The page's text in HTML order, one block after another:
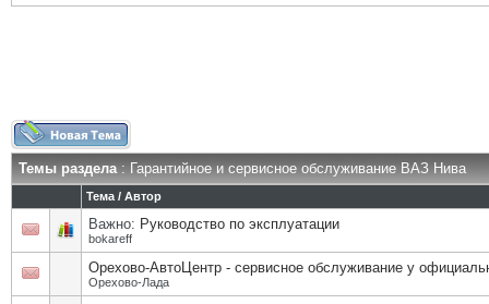
Темы раздела: Гарантийное и сервисное обслуживание ВАЗ Нива
Тема / Автор
Важно: Руководство по эксплуатации
bokareff
Орехово-АвтоЦентр - сервисное обслуживание у
Орехово-Лада